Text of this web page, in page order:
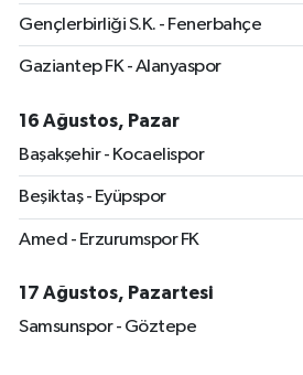
Gençlerbirliği S.K. - Fenerbahçe
Gaziantep FK - Alanyaspor
16 Ağustos, Pazar
Başakşehir - Kocaelispor
Beşiktaş - Eyüpspor
Amed - Erzurumspor FK
17 Ağustos, Pazartesi
Samsunspor - Göztepe